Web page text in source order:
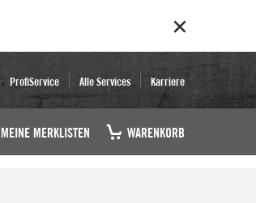
ProfiService Alle Services Karriere
MEINE MERKLISTEN WARENKORB